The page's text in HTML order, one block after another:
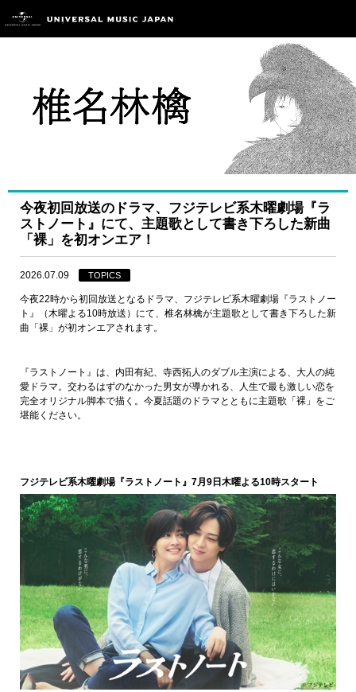
今夜初回放送のドラマ、フジテレビ系木曜劇場『ラ
ストノート』にて、主題歌として書き下ろした新曲
「裸」を初オンエア！
2026.07.09 TOPICS
今夜22時から初回放送となるドラマ、フジテレビ系木曜劇場『ラストノー
ト』（木曜よる10時放送）にて、椎名林檎が主題歌として書き下ろした新
曲「裸」が初オンエアされます。
『ラストノート』は、内田有紀、寺西拓人のダブル主演による、大人の純
愛ドラマ。交わるはずのなかった男女が導かれる、人生で最も激しい恋を
完全オリジナル脚本で描く。今夏話題のドラマとともに主題歌「裸」をご
堪能ください。
フジテレビ系木曜劇場『ラストノート』7月9日木曜よる10時スタート